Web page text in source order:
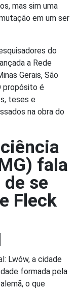
mas sim uma
em um ser
do
a Rede
Gerais, São
propósito é
teses e
na obra do
fala
se
Fleck
Lwów, a cidade
formada pela
o que